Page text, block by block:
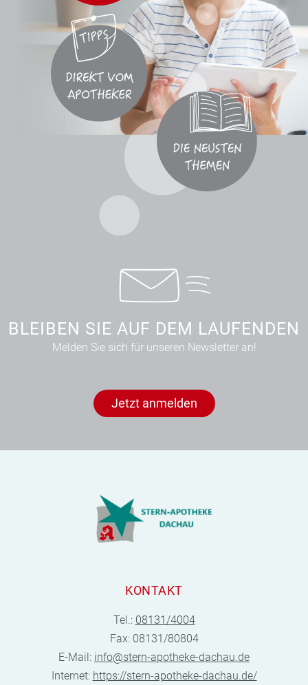
BLEIBEN SIE AUF DEM LAUFENDEN
Melden Sie sich für unseren Newsletter an!
Jetzt anmelden
KONTAKT
Tel.: 08131/4004
Fax: 08131/80804
E-Mail: info@stern-apotheke-dachau.de
Internet: https://stern-apotheke-dachau.de/